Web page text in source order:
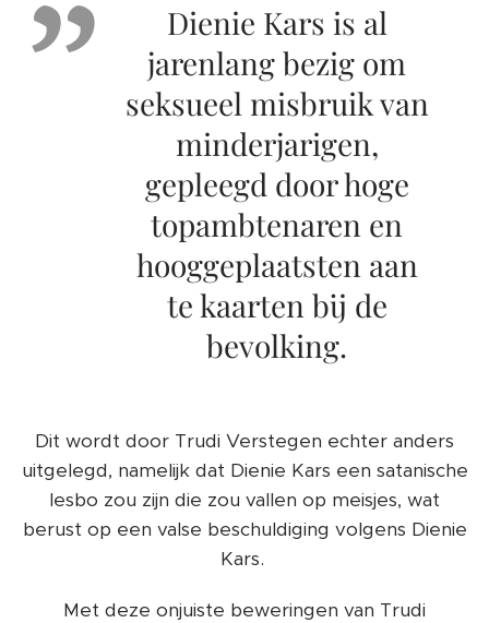
Dienie Kars is al
jarenlang bezig om
seksueel misbruik van
minderjarigen,
gepleegd door hoge
topambtenaren en
hooggeplaatsten aan
te kaarten bij de
bevolking.
Dit wordt door Trudi Verstegen echter anders
uitgelegd, namelijk dat Dienie Kars een satanische
lesbo zou zijn die zou vallen op meisjes, wat
berust op een valse beschuldiging volgens Dienie
Kars.
Met deze onjuiste beweringen van Trudi